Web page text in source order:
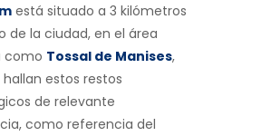
está situado a 3 kilómetros
de la ciudad, en el área
como Tossal de Manises,
estos restos
de relevante
como referencia del